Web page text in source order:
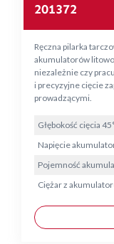
201372
Ręczna pilarka
akumulatorów
niezależnie czy
i precyzyjne cięcie
prowadzącymi.
Głębokość cięcia
Napięcie
Pojemność
Ciężar z